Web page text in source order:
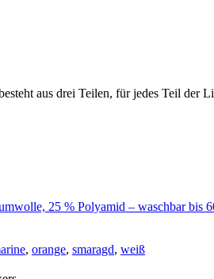
aus drei Teilen, für jedes Teil
25 % Polyamid – waschbar bis
, orange, smaragd, weiß